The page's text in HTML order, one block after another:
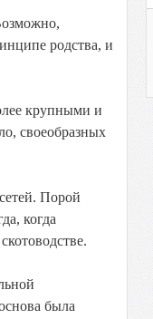
родства, и
крупными и
своеобразных
Порой
когда
была